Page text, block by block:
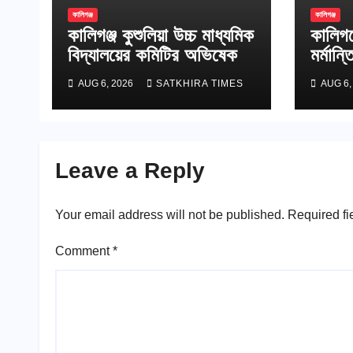
কালিগঞ্জ
কালিগঞ্জ কুশুলিয়া উচ্চ মাধ্যমিক
বিদ্যালয়ের কমিটির অভিষেক
AUG 6, 2026 SATKHIRA TIMES
কালিগঞ্জ
চালক
AUG
Leave a Reply
Your email address will not be published. Required
Comment*